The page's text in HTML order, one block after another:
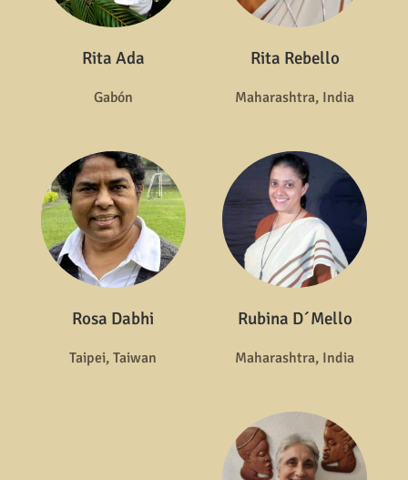
Rita Ada
Gabón
Rita Rebello
Maharashtra, India
Rosa Dabhi
Taipei, Taiwan
Rubina D´Mello
Maharashtra, India